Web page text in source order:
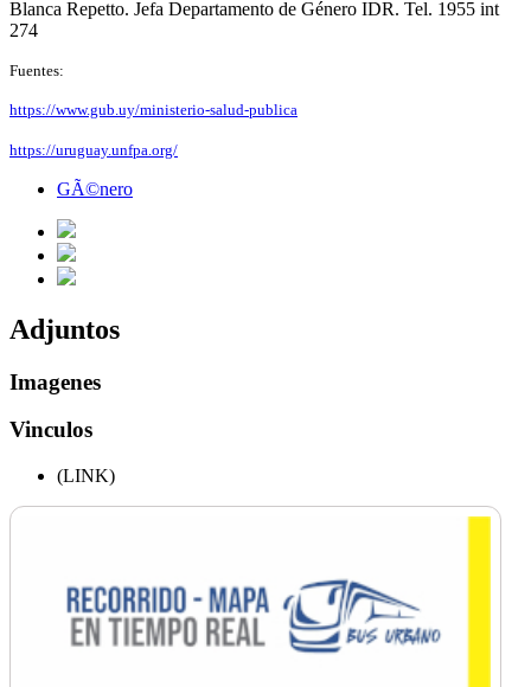
Blanca Repetto. Jefa Departamento de Género IDR. Tel. 1955 int
274
Fuentes:
https://www.gub.uy/ministerio-salud-publica
https://uruguay.unfpa.org/
GÃ©nero
Adjuntos
Imagenes
Vinculos
(LINK)